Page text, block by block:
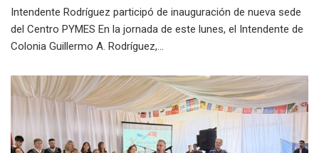
Intendente Rodríguez participó de inauguración de nueva sede
del Centro PYMES En la jornada de este lunes, el Intendente de
Colonia Guillermo A. Rodríguez,...